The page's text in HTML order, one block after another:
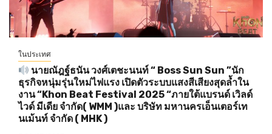
ในประเทศ
นายณัฎฐ์ธนัน วงศ์เตชะนนท์ “ Boss Sun Sun ”นัก
ธุรกิจหนุ่มรุ่นใหม่ไฟแรง เปิดตัวระบบแสงสีเสียงสุดล้ำใน
งาน “Khon Beat Festival 2025 “ภายใต้แบรนด์ เวิลด์
ไวด์ มีเดีย จำกัด( WMM )และ บริษัท มหานครเอ็นเตอร์เท
นเม้นท์ จำกัด ( MHK )